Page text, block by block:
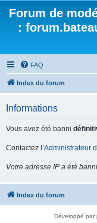
Forum de
:
FAQ
Index du forum
Informations
Vous avez été banni
Contactez l’Administrateur
Votre adresse IP a été
Index du forum
Développé par